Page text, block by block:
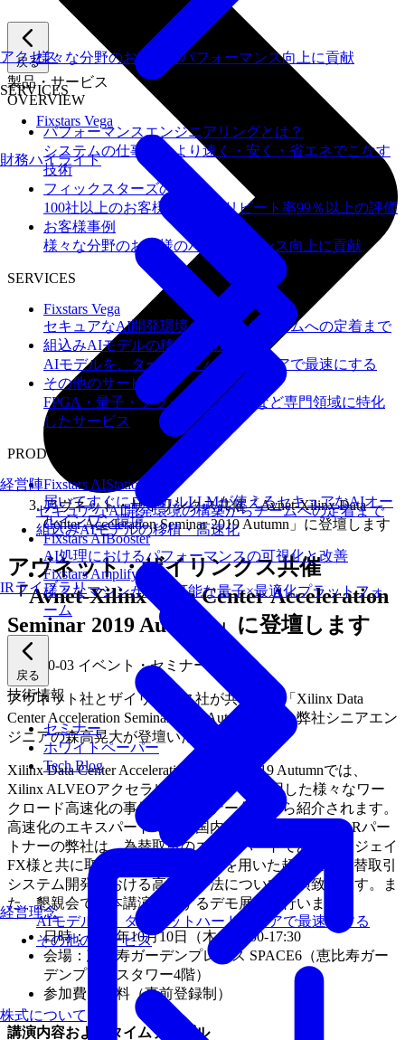
戻る
製品・サービス
OVERVIEW
パフォーマンスエンジニアリングとは？
システムの仕事を、より速く・安く・省エネでこなす
技術
フィックスターズの​強み
100社以上のお客様を支援しリピート率99％以上の評価
お客様事例
様々な分野のお客様のパフォーマンス向上に貢献
SERVICES
Fixstars Vega
セキュアなAI開発環境の構築からチームへの定着まで
組込みAIモデルの移植・高速化
AIモデルを、ターゲットハードウェアで最速にする
その他のサービス
FPGA・量子・フラッシュメモリなど専門領域に特化
したサービス
PRODUCTS
Fixstars AIStation
届いてすぐにローカルLLMが使えるセキュアなAIオー
ルインワン環境
Fixstars AIBooster
AI処理におけるパフォーマンスの可視化と改善
Fixstars Amplify
様々なマシンが利用可能な量子×最適化プラットフォ
ーム
戻る
技術情報
セミナー
ホワイトペーパー
Tech Blog
アクセス
経営陣
経営理念
様々な分野のお客様のパフォーマンス向上に貢献
SERVICES
Fixstars Vega
セキュアなAI開発環境の構築からチームへの定着まで
組込みAIモデルの移植・高速化
AIモデルを、ターゲットハードウェアで最速にする
その他のサービス
財務ハイライト
IRライブラリ
株式について
アヴネット・ザイリンクス共催「Avnet-Xilinx Data
Center Acceleration Seminar 2019 Autumn」に登壇します
アヴネット・ザイリンクス共催
「Avnet-Xilinx Data Center Acceleration
Seminar 2019 Autumn」に登壇します
2019-10-03 イベント・セミナー
アヴネット社とザイリンクス社が共催する「Xilinx Data
Center Acceleration Seminar 2019 Autumn」で、弊社シニアエン
ジニアの森高晃大が登壇いたします。
Xilinx Data Center Acceleration Seminar 2019 Autumnでは、
Xilinx ALVEOアクセラレータカードを活用した様々なワー
クロード高速化の事例をパートナー各社から紹介されます。
高速化のエキスパートであり国内初のALVEO認定VARパー
トナーの弊社は、為替取引のエキスパートであるワイジェイ
FX様と共に取り組んでいるFPGAを用いた超低遅延為替取引
システム開発における高速化手法について講演致します。ま
た、懇親会では本講演に関するデモ展示も行います。
日時：2019年10月10日（木）14:00-17:30
会場：恵比寿ガーデンプレイス SPACE6（恵比寿ガー
デンプレイスタワー4階）
参加費：無料（事前登録制）
講演内容およびタイムテーブル